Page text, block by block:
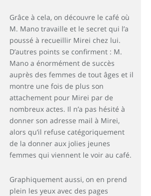
Grâce à cela, on découvre le café où
M. Mano travaille et le secret qui l’a
poussé à recueillir Mirei chez lui.
D’autres points se confirment : M.
Mano a énormément de succès
auprès des femmes de tout âges et il
montre une fois de plus son
attachement pour Mirei par de
nombreux actes. Il n’a pas hésité à
donner son adresse mail à Mirei,
alors qu’il refuse catégoriquement
de la donner aux jolies jeunes
femmes qui viennent le voir au café.
Graphiquement aussi, on en prend
plein les yeux avec des pages